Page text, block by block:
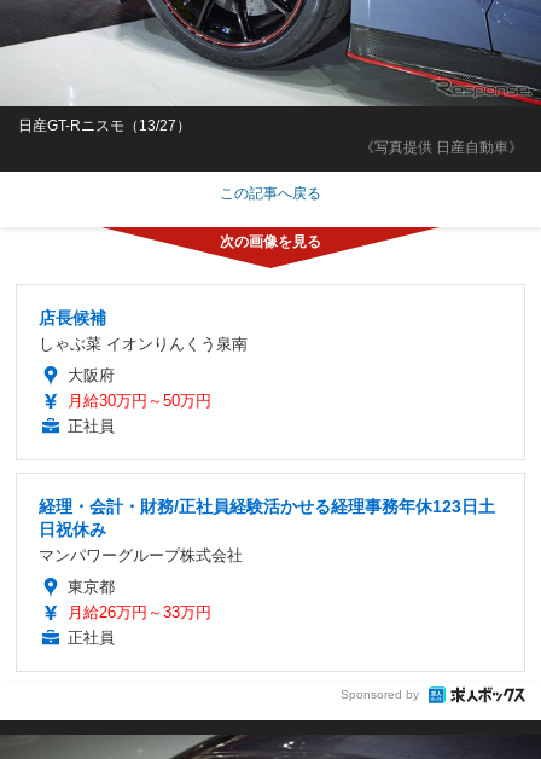
《写真提供 日産自動車》
日産GT-Rニスモ（13/27）
この記事へ戻る
店長候補
しゃぶ菜 イオンりんくう泉南
大阪府
月給30万円～50万円
正社員
経理・会計・財務/正社員経験活かせる経理事務年休123日土
日祝休み
マンパワーグループ株式会社
東京都
月給26万円～33万円
正社員
Sponsored by